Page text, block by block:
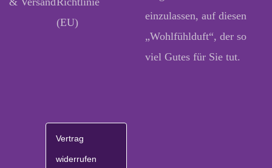
(EU)
einzulassen, auf diesen
„Wohlfühlduft“, der so
viel Gutes für Sie tut.
Vertrag
widerrufen